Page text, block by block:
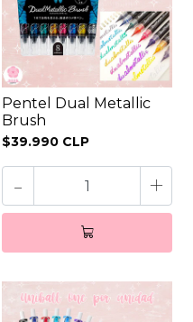
Pentel Dual Metallic
Brush
$39.990 CLP
- +